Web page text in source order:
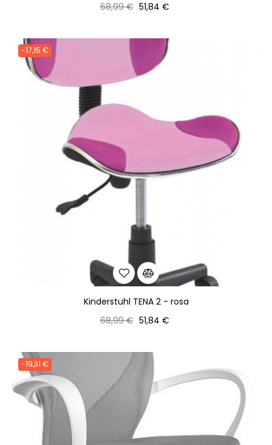
Normaler
68,99 € Preis
51,84 €
-17,15 €
Kinderstuhl TENA 2 - rosa
Normaler
68,99 € Preis
51,84 €
-19,31 €